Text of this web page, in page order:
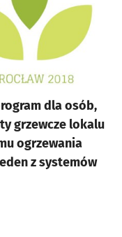
dla osób,
grzewcze lokalu
ogrzewania
z systemów